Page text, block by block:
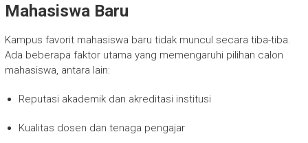
Mahasiswa Baru
Kampus favorit mahasiswa baru tidak muncul secara tiba-tiba.
Ada beberapa faktor utama yang memengaruhi pilihan calon
mahasiswa, antara lain:
Reputasi akademik dan akreditasi institusi
Kualitas dosen dan tenaga pengajar